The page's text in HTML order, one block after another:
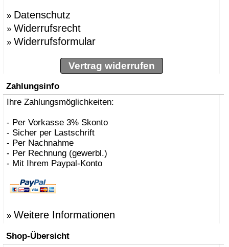
» Datenschutz
» Widerrufsrecht
» Widerrufsformular
Vertrag widerrufen
Zahlungsinfo
Ihre Zahlungsmöglichkeiten:
- Per Vorkasse 3% Skonto
- Sicher per Lastschrift
- Per Nachnahme
- Per Rechnung (gewerbl.)
- Mit Ihrem Paypal-Konto
» Weitere Informationen
Shop-Übersicht